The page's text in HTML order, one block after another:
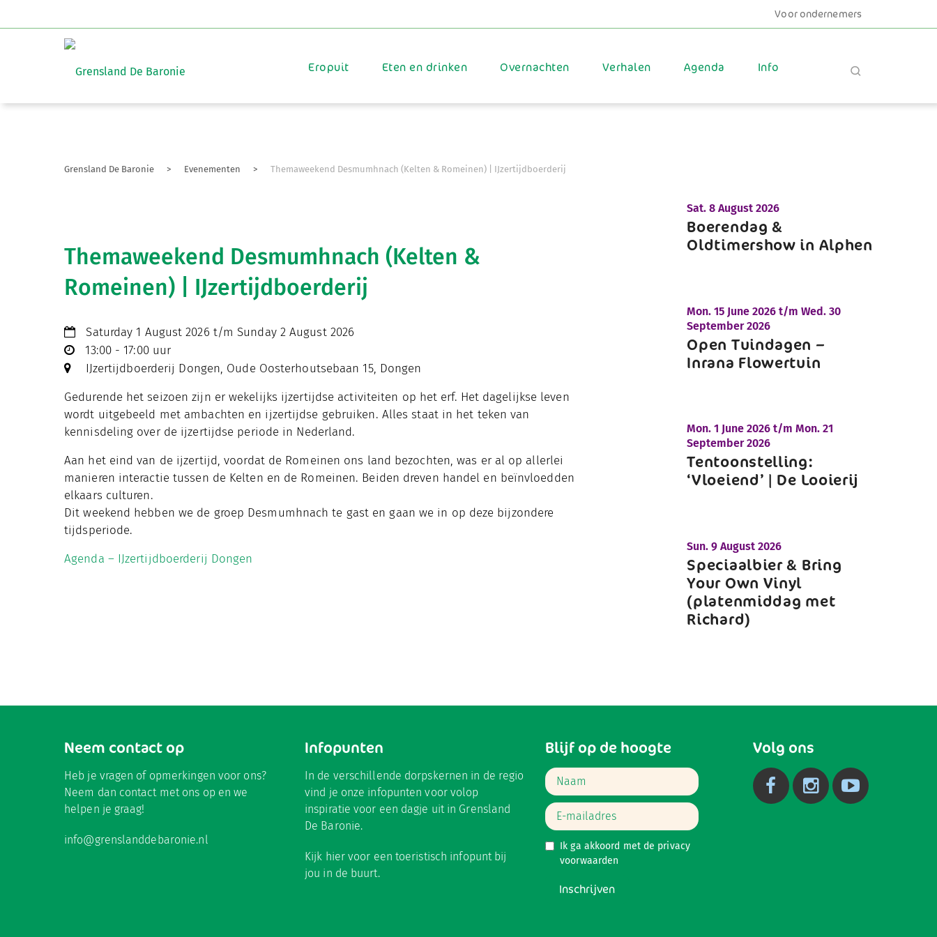
Voor ondernemers
Eropuit Eten en drinken Overnachten Verhalen Agenda Info
Grensland De Baronie > Evenementen > Themaweekend Desmumhnach (Kelten & Romeinen) | IJzertijdboerderij
Themaweekend Desmumhnach (Kelten &
Romeinen) | IJzertijdboerderij
Saturday 1 August 2026 t/m Sunday 2 August 2026
13:00 - 17:00 uur
IJzertijdboerderij Dongen, Oude Oosterhoutsebaan 15, Dongen
Gedurende het seizoen zijn er wekelijks ijzertijdse activiteiten op het erf. Het dagelijkse leven
wordt uitgebeeld met ambachten en ijzertijdse gebruiken. Alles staat in het teken van
kennisdeling over de ijzertijdse periode in Nederland.
Aan het eind van de ijzertijd, voordat de Romeinen ons land bezochten, was er al op allerlei
manieren interactie tussen de Kelten en de Romeinen. Beiden dreven handel en beïnvloedden
elkaars culturen.
Dit weekend hebben we de groep Desmumhnach te gast en gaan we in op deze bijzondere
tijdsperiode.
Agenda – IJzertijdboerderij Dongen
Sat. 8 August 2026
Boerendag &
Oldtimershow in Alphen
Mon. 15 June 2026 t/mWed. 30
September 2026
Open Tuindagen –
Inrana Flowertuin
Mon. 1 June 2026 t/mMon. 21
September 2026
Tentoonstelling:
‘Vloeiend’ | De Looierij
Sun. 9 August 2026
Speciaalbier & Bring
Your Own Vinyl
(platenmiddag met
Richard)
Neem contact op
Heb je vragen of opmerkingen voor ons?
Neem dan contact met ons op en we
helpen je graag!
info@grenslanddebaronie.nl
Infopunten
In de verschillende dorpskernen in de regio
vind je onze infopunten voor volop
inspiratie voor een dagje uit in Grensland
De Baronie.
Kijk hier voor een toeristisch infopunt bij
jou in de buurt.
Blijf op de hoogte
Ik ga akkoord met de privacy
voorwaarden
Inschrijven
Volg ons